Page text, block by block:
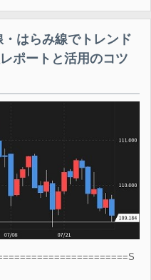
はらみ線でトレンド
ポートと活用のコツ